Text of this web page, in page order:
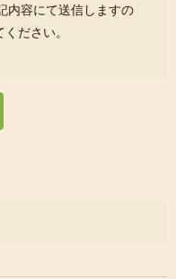
内容にて送信しますの
ださい。